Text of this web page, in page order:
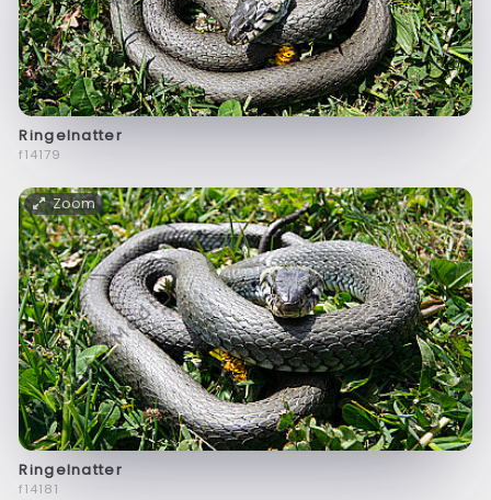
Ringelnatter
f14179
Zoom
Ringelnatter
f14181